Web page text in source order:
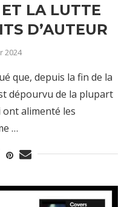
LA LUTTE
D’AUTEUR
2024
que, depuis la fin de la
dépourvu de la plupart
alimenté les
…